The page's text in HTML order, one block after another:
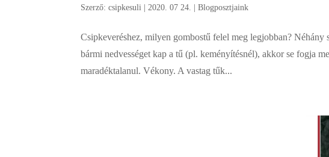
Szerző:csipkesuli 2020. 07 24. |Blogposztjaink
Csipkeveréshez, milyen gombostű felel meg legjobban?
bármi nedvességet kap a tű (pl. keményítésnél), akkor se fogja
maradéktalanul. Vékony. A vastag tűk...